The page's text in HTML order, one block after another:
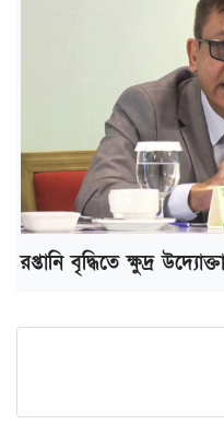
রপ্তানি বৃদ্ধিতে ক্ষুদ্র